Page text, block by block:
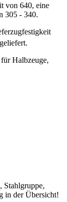
von 640, eine
305 - 340.
Halbzeuge,
Stahlgruppe,
in der Übersicht!